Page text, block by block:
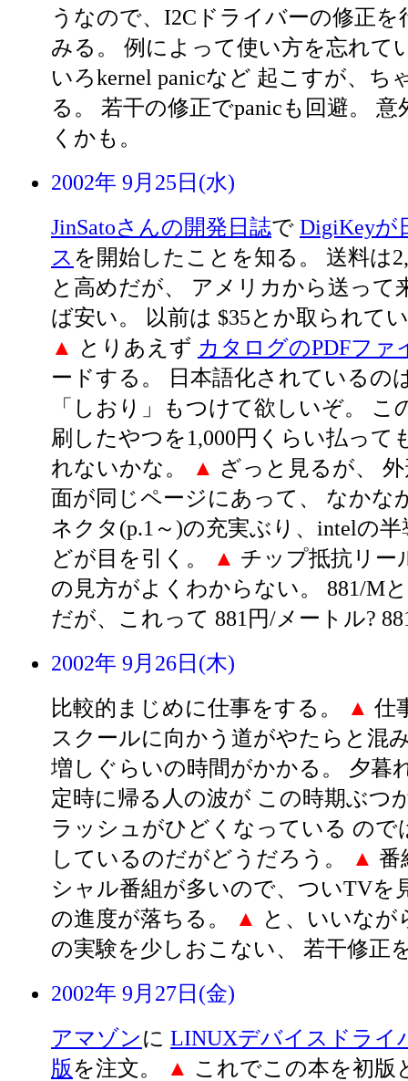
うなので、I2Cドライバーの修正を
みる。 例によって使い方を忘れて
いろkernel panicなど 起こすが、ち
る。 若干の修正でpanicも回避。
くかも。
2002年 9月25日(水)
JinSatoさんの開発日誌で DigiKeyが
ス を開始したことを知る。 送料は
と高めだが、 アメリカから送って
ば安い。 以前は $35とか取られて
▲ とりあえず カタログのPDFファ
ードする。 日本語化されているの
「しおり」もつけて欲しいぞ。 こ
刷したやつを1,000円くらい払って
れないかな。
▲ ざっと見るが、
面が同じページにあって、 なかな
ネクタ(p.1～)の充実ぶり、intelの半
どが目を引く。
▲ チップ抵抗リー
の見方がよくわからない。 881/M
だが、これって 881円/メートル?
2002年 9月26日(木)
比較的まじめに仕事をする。
▲ 仕
スクールに向かう道がやたらと混
増しぐらいの時間がかかる。 夕暮
定時に帰る人の波が この時期ぶつ
ラッシュがひどくなっている ので
しているのだがどうだろう。
▲ 番
シャル番組が多いので、ついTVを
の進度が落ちる。
▲ と、いいなが
の実験を少しおこない、 若干修正
2002年 9月27日(金)
アマゾンに LINUXデバイスドライ
版を注文。 ▲ これでこの本を初版